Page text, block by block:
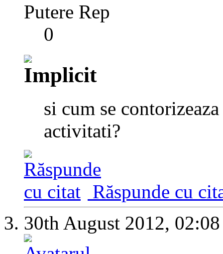
Putere Rep
0
si cum se
activitati?
Răspunde cu
30th August 2012, 02:08